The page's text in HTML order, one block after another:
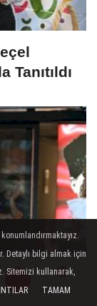
Yorumlar
Yorumlar
Yorumlar
Tanıtıldı
Eğlence
Yorumlar
Detaylı bilgi almak için
Sitemizi kullanarak,
TAMAM